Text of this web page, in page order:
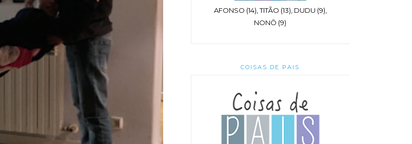
AFONSO (14), TITÃO (13), DUDU (9),
NONÔ (9)
COISAS DE PAIS